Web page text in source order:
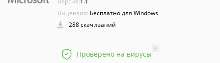
Лицензия: Бесплатно для Windows
288 скачиваний
Проверено на вирусы
?